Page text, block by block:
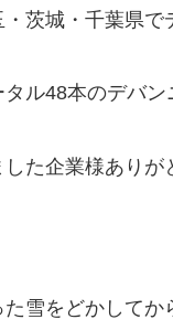
茨城・千葉県で
ル48本のデバン
た企業様ありが
雪をどかしてか